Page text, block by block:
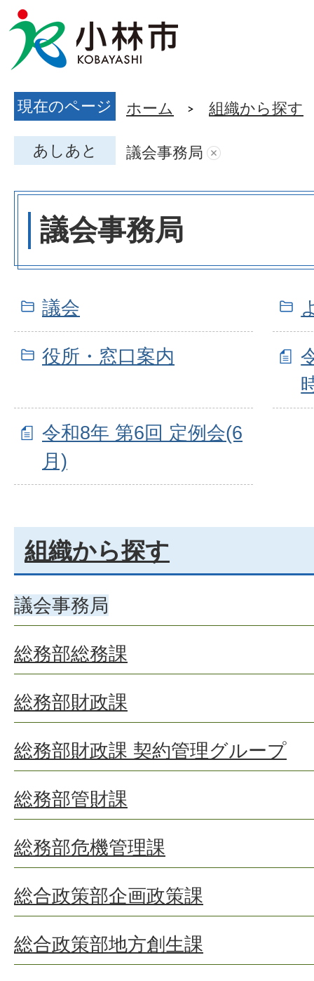
現在のページ ホーム 組織から探す
あしあと 議会事務局
議会事務局
議会
役所・窓口案内
令和8年 第6回 定例会(6
月)
組織から探す
議会事務局
総務部総務課
総務部財政課
総務部財政課 契約管理グループ
総務部管財課
総務部危機管理課
総合政策部企画政策課
総合政策部地方創生課